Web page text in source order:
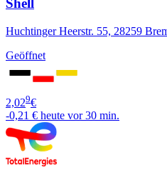
Shell
Huchtinger Heerstr. 55, 28259
Geöffnet
2,029€
-0,21 € heute vor 30 min.